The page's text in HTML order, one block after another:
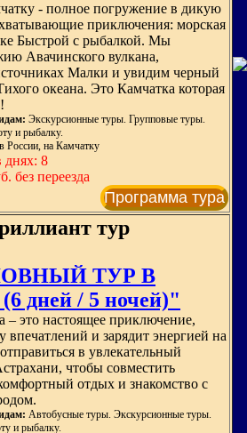
- полное погружение в дикую
приключения: морская
Быстрой с рыбалкой. Мы
Авачинского вулкана,
Малки и увидим черный
океана. Это Камчатка которая
Экскурсионные туры. Групповые туры.
и рыбалку.
в России, на Камчатку
днях: 8
без переезда
Программа тура
тур
ТУР В
дней / 5 ночей)"
– это настоящее приключение,
впечатлений и зарядит энергией на
в увлекательный
чтобы совместить
отдых и знакомство с
Автобусные туры. Экскурсионные туры.
и рыбалку.